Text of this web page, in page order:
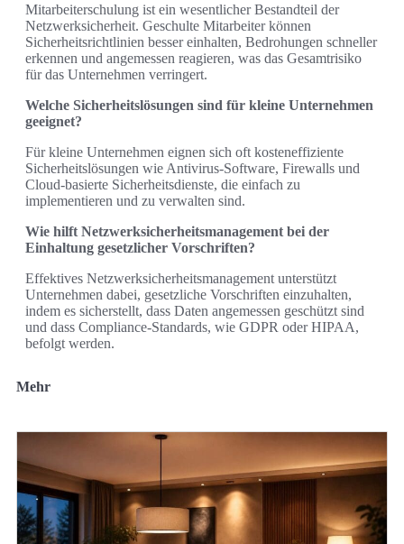
Mitarbeiterschulung ist ein wesentlicher Bestandteil der
Netzwerksicherheit. Geschulte Mitarbeiter können
Sicherheitsrichtlinien besser einhalten, Bedrohungen schneller
erkennen und angemessen reagieren, was das Gesamtrisiko
für das Unternehmen verringert.
Welche Sicherheitslösungen sind für kleine Unternehmen
geeignet?
Für kleine Unternehmen eignen sich oft kosteneffiziente
Sicherheitslösungen wie Antivirus-Software, Firewalls und
Cloud-basierte Sicherheitsdienste, die einfach zu
implementieren und zu verwalten sind.
Wie hilft Netzwerksicherheitsmanagement bei der
Einhaltung gesetzlicher Vorschriften?
Effektives Netzwerksicherheitsmanagement unterstützt
Unternehmen dabei, gesetzliche Vorschriften einzuhalten,
indem es sicherstellt, dass Daten angemessen geschützt sind
und dass Compliance-Standards, wie GDPR oder HIPAA,
befolgt werden.
Mehr